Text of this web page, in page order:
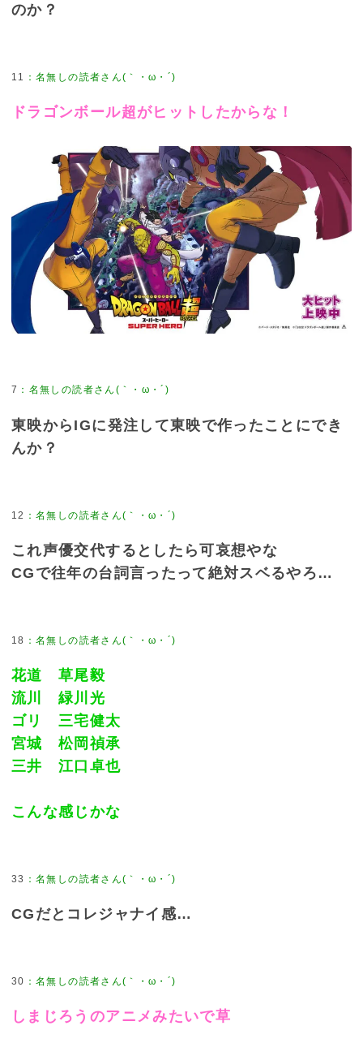
のか？
11
ドラゴンボール超がヒットしたからな！
7
東映からIGに発注して東映で作ったことにでき
んか？
12
これ声優交代するとしたら可哀想やな
CGで往年の台詞言ったって絶対スベるやろ…
18
花道 草尾毅
流川 緑川光
ゴリ 三宅健太
宮城 松岡禎承
三井 江口卓也
こんな感じかな
33
CGだとコレジャナイ感…
30
しまじろうのアニメみたいで草